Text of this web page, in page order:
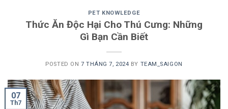
PET KNOWLEDGE
Thức Ăn Độc Hại Cho Thú Cưng: Những
Gì Bạn Cần Biết
POSTED ON 7 THÁNG 7, 2024 BY TEAM_SAIGON
07
Th7